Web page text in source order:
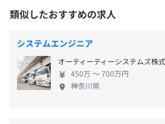
vSphere、Kubernetes、Zabbix、
Apache Hadoop、Apache Spark
PyTorch、pandas、scikit-learn、
＜雇入時＞
＜変更範囲＞
会社の定める場所（テレワークを
受動喫煙防止措置に関する事項
従業員に対する受動喫煙対策：敷
・慶弔休暇
・産前産後休暇
・育児短時間措置
など
きる案件の確保に注力しています。 約20年間で社
数1800名以上・2022年には東証
を果たしました。 これからも社
掛け合わせ、日本の未来を作り続
類似したおすすめの求人
システムエンジニア
オーティーティーシステムズ株
450万 〜 700万円
神奈川県